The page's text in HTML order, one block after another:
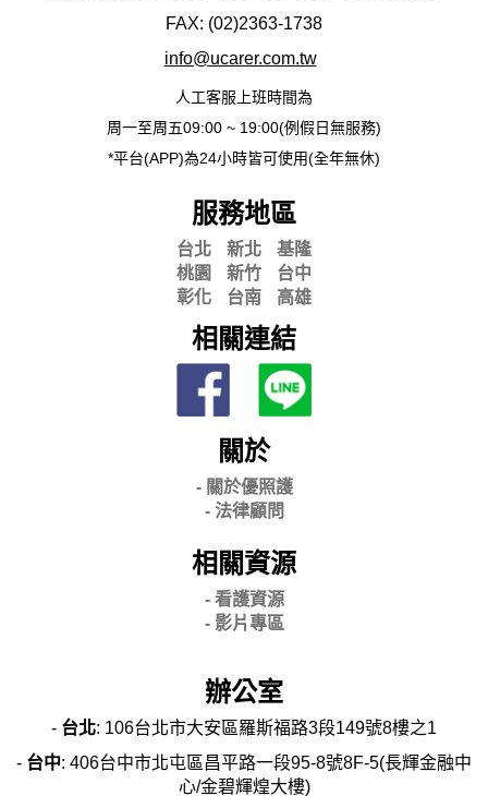
FAX: (02)2363-1738
info@ucarer.com.tw
人工客服上班時間為
周一至周五09:00 ~ 19:00(例假日無服務)
*平台(APP)為24小時皆可使用(全年無休)
服務地區
台北 新北
基隆
桃園
新竹
台中
彰化
台南 高雄
相關連結
關於
- 關於優照護
- 法律顧問
相關資源
- 看護資源
- 影片專區
辦公室
- 台北: 106台北市大安區羅斯福路3段149號8樓之1
- 台中: 406台中市北屯區昌平路一段95-8號8F-5(長輝金融中
心/金碧輝煌大樓)